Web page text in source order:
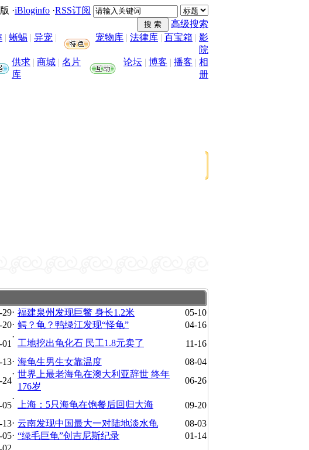
·iBloginfo ·RSS订阅
高级搜索
| 蜥蜴 | 异宠 |
宠物库 | 法律库 | 百宝箱 | 影
院
供求 | 商城 | 名片
库
论坛 | 博客 | 播客 | 相
册
29· 福建泉州发现巨鳖 身长1.2米
05-10
20· 鳄？龟？鸭绿江发现“怪龟”
04-16
·
工地挖出龟化石 民工1.8元卖了
11-16
13· 海龟生男生女靠温度
08-04
24
· 世界上最老海龟在澳大利亚辞世 终年
176岁
06-26
05
·
上海：5只海龟在饱餐后回归大海
09-20
13· 云南发现中国最大一对陆地淡水龟
08-03
05· “绿毛巨龟”创吉尼斯纪录
01-14
02